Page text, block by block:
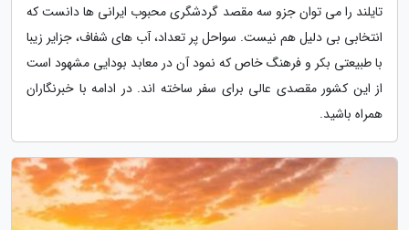
تایلند را می توان جزو سه مقصد گردشگری محبوب ایرانی ها دانست که
انتخابی بی دلیل هم نیست. سواحل پر تعداد، آب های شفاف، جزایر زیبا
با طبیعتی بکر و فرهنگ خاص که نمود آن در معابد بودایی مشهود است
از این کشور مقصدی عالی برای سفر ساخته اند. در ادامه با خبرنگاران
همراه باشید.